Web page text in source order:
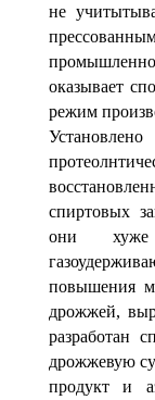
не
оказывает
режим
спиртовых
они хуже
повышения
дрожжей,
разработан
дрожжевую
продукт и